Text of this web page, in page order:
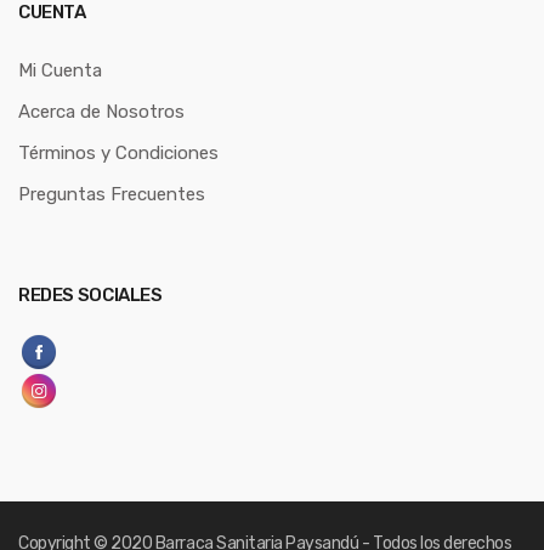
CUENTA
Mi Cuenta
Acerca de Nosotros
Términos y Condiciones
Preguntas Frecuentes
REDES SOCIALES
Copyright© 2020 Barraca Sanitaria Paysandú - Todos los derechos